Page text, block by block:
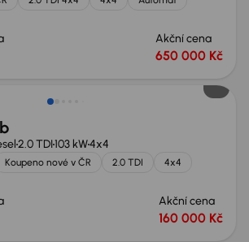
Akční cena
650 000 Kč
Kč
2.0 TDI103 kW4x4
Koupeno nové v ČR 2.0 TDI
4x4
Akční cena
160 000 Kč